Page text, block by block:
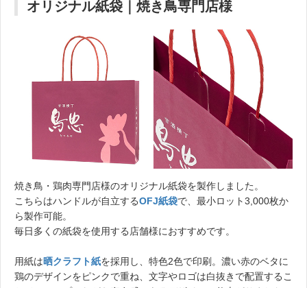
オリジナル紙袋｜焼き鳥専門店様
焼き鳥・鶏肉専門店様のオリジナル紙袋を製作しました。
こちらはハンドルが自立するOFJ紙袋で、最小ロット3,000枚か
ら製作可能。
毎日多くの紙袋を使用する店舗様におすすめです。
用紙は晒クラフト紙を採用し、特色2色で印刷。濃い赤のベタに
鶏のデザインをピンクで重ね、文字やロゴは白抜きで配置するこ